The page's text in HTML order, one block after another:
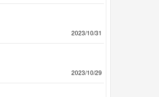
2023/10/31
2023/10/29